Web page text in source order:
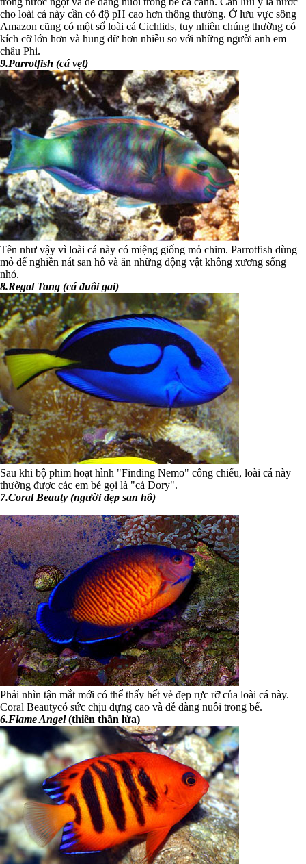
cho loài cá này cần có độ pH cao hơn thông thường. Ở lưu vực sông
Amazon cũng có một số loài cá Cichlids, tuy nhiên chúng thường có
kích cỡ lớn hơn và hung dữ hơn nhiều so với những người anh em
châu Phi.
9.Parrotfish (cá vẹt)
Tên như vậy vì loài cá này có miệng giống mỏ chim. Parrotfish dùng
mỏ để nghiền nát san hô và ăn những động vật không xương sống
nhỏ.
8.Regal Tang (cá đuôi gai)
Sau khi bộ phim hoạt hình "Finding Nemo" công chiếu, loài cá này
thường được các em bé gọi là "cá Dory".
7.Coral Beauty (người đẹp san hô)
Phải nhìn tận mắt mới có thể thấy hết vẻ đẹp rực rỡ của loài cá này.
Coral Beautycó sức chịu đựng cao và dễ dàng nuôi trong bể.
6.Flame Angel(thiên thần lửa)